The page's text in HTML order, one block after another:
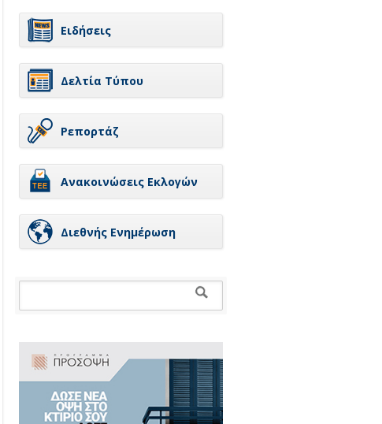
Ειδήσεις
Δελτία Τύπου
Ρεπορτάζ
Ανακοινώσεις Εκλογών
Διεθνής Ενημέρωση